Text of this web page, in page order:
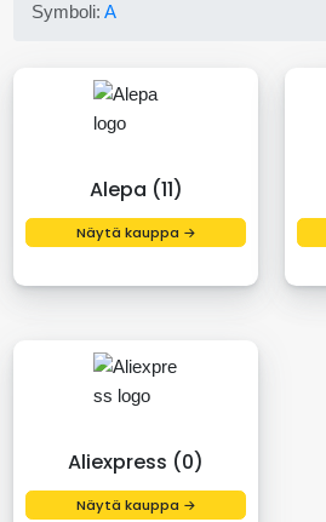
Symboli:A
Alepa (11)
Näytä kauppa →
Aliexpress (0)
Näytä kauppa →